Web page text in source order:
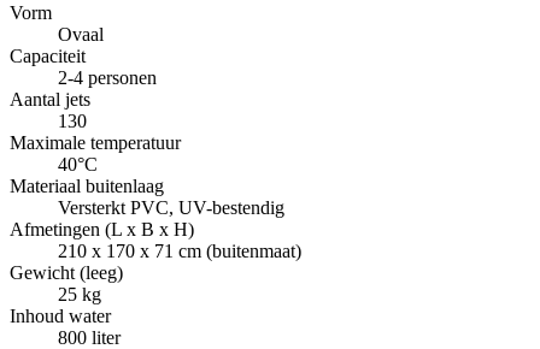
Vorm
Ovaal
Capaciteit
2-4 personen
Aantal jets
130
Maximale temperatuur
40°C
Materiaal buitenlaag
Versterkt PVC, UV-bestendig
Afmetingen (L x B x H)
210 x 170 x 71 cm (buitenmaat)
Gewicht (leeg)
25 kg
Inhoud water
800 liter